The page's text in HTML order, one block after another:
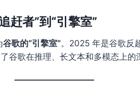
赶者”到“引擎室”
谷歌的“引擎室”。2025 年是谷歌反
谷歌在推理、长文本和多模态上的